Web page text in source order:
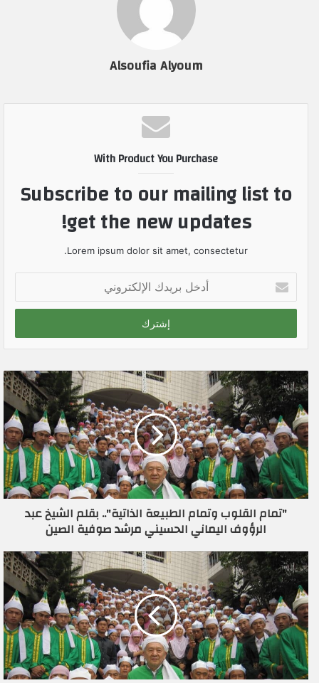
Alsoufia Alyoum
With Product You Purchase
Subscribe to our mailing list to
get the new updates!
Lorem ipsum dolor sit amet, consectetur.
خ
ب
ي
د
ك
ا
ل
إ
ل
ك
ت
"تمام القلوب وتمام الطبيعة الذاتية".. بقلم الشيخ عبد
الرؤوف اليماني الحسيني مرشد صوفية الصين